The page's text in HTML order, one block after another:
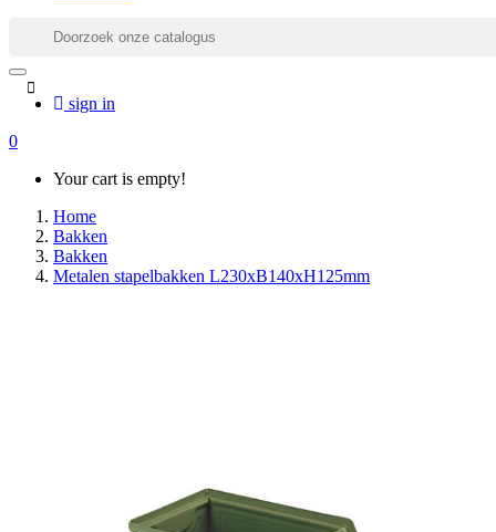
sign in
0
Your cart is empty!
Home
Bakken
Bakken
Metalen stapelbakken L230xB140xH125mm